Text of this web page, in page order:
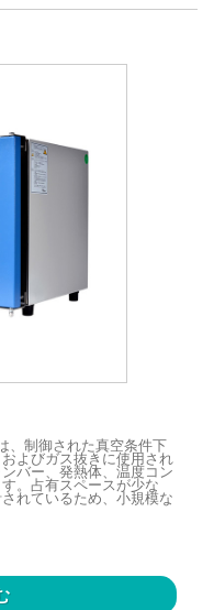
、制御された真空条件下
よびガス抜きに使用され
バー、発熱体、温度コン
。占有スペースが少な
れているため、小規模な